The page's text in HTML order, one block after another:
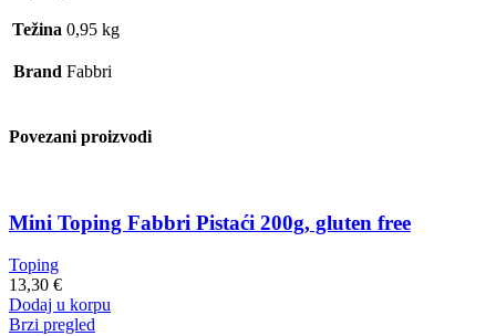
Težina 0,95 kg
Brand Fabbri
Povezani proizvodi
Mini Toping Fabbri Pistaći 200g, gluten free
Toping
13,30 €
Dodaj u korpu
Brzi pregled